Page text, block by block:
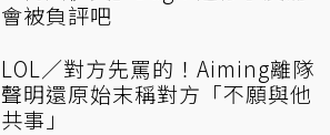
會被負評吧
LOL／對方先罵的！Aiming離隊
聲明還原始末稱對方「不願與他
共事」